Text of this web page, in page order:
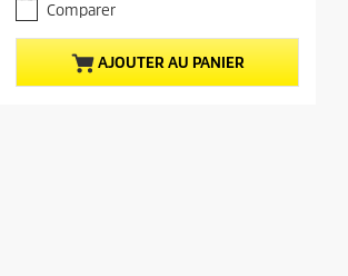
d
u
p
r
i
l
e
s
Comparer
AJOUTER AU PANIER